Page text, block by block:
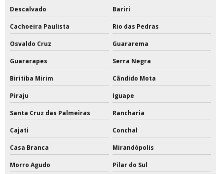
Descalvado Bariri
Cachoeira Paulista Rio das Pedras
Osvaldo Cruz Guararema
Guararapes Serra Negra
Biritiba Mirim Cândido Mota
Piraju Iguape
Santa Cruz das Palmeiras Rancharia
Cajati Conchal
Casa Branca Mirandópolis
Morro Agudo Pilar do Sul